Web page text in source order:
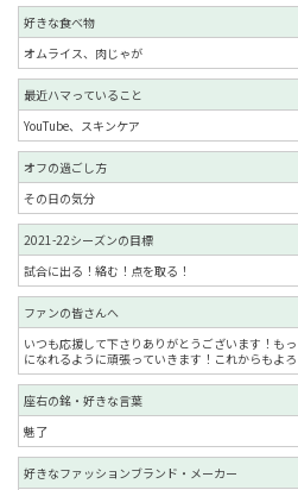
好きな食べ物
オムライス、肉じゃが
最近ハマっていること
YouTube、スキンケア
オフの過ごし方
その日の気分
2021-22シーズンの目標
試合に出る！絡む！点を取る！
ファンの皆さんへ
いつも応援して下さりありがとうございます！も
になれるように頑張っていきます！これからもよ
座右の銘・好きな言葉
魅了
好きなファッションブランド・メーカー